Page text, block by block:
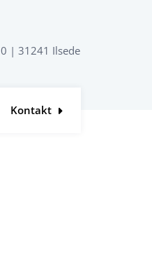
| 31241 Ilsede
Kontakt